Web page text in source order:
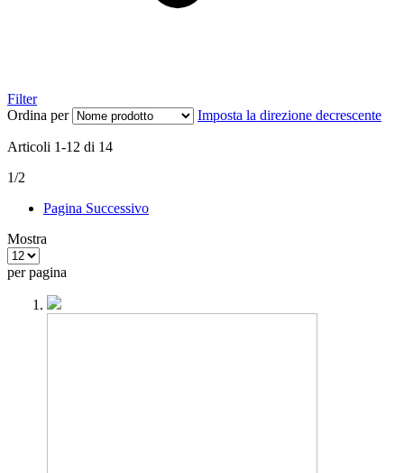
Filter
Ordina per
Imposta la direzione decrescente
Articoli 1-12 di 14
1/2
Pagina Successivo
Mostra
per pagina